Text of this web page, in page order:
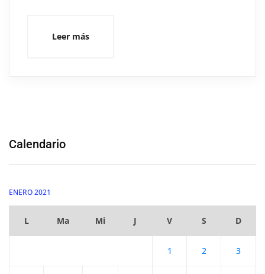
Leer más
Calendario
ENERO 2021
L Ma Mi J V S D
1 2 3